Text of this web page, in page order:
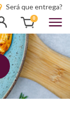
Será que entrega?
Entrar 0